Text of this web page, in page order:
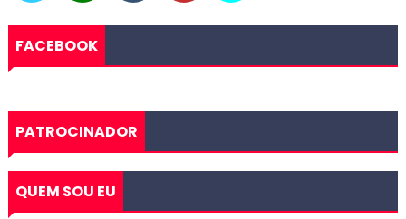
FACEBOOK
PATROCINADOR
QUEM SOU EU